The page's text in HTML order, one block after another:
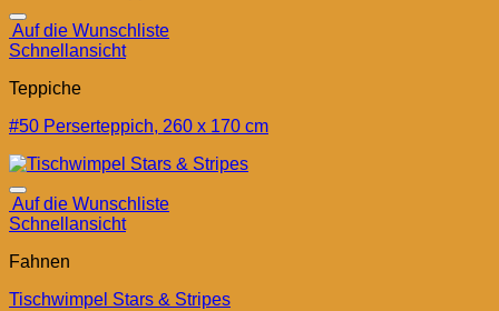
Auf die Wunschliste
Schnellansicht
Teppiche
#50 Perserteppich, 260 x 170 cm
Auf die Wunschliste
Schnellansicht
Fahnen
Tischwimpel Stars & Stripes